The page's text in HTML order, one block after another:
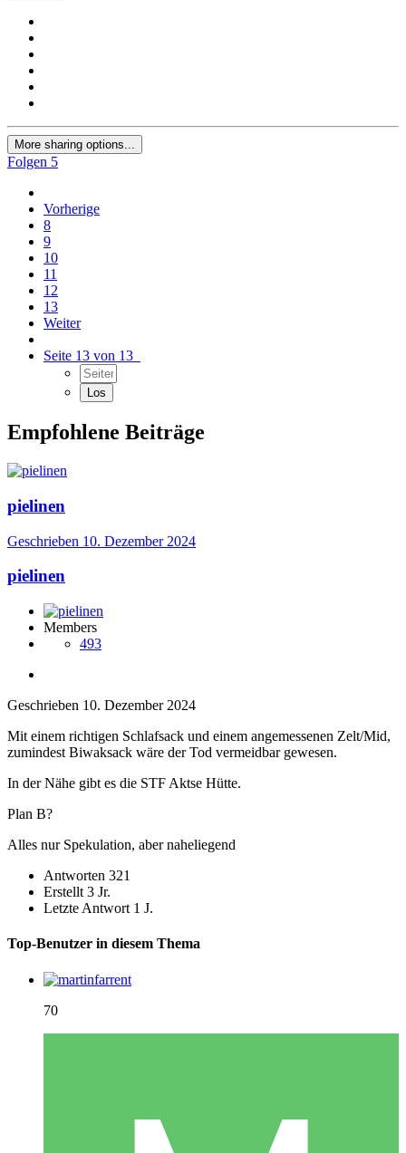
More sharing options...
Folgen 5
Vorherige
8
9
10
11
12
13
Weiter
Seite 13 von 13
Empfohlene Beiträge
pielinen
Geschrieben 10. Dezember 2024
pielinen
Members
493
Geschrieben 10. Dezember 2024
Mit einem richtigen Schlafsack und einem angemessenen Zelt/Mid,
zumindest Biwaksack wäre der Tod vermeidbar gewesen.
In der Nähe gibt es die STF Aktse Hütte.
Plan B?
Alles nur Spekulation, aber naheliegend
Antworten 321
Erstellt 3 Jr.
Letzte Antwort 1 J.
Top-Benutzer in diesem Thema
70